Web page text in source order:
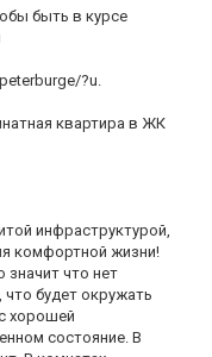
быть в курсе
?u.
квартира в ЖК
инфраструктурой,
комфортной жизни!
что нет
будет окружать
хорошей
состояние. В